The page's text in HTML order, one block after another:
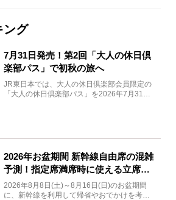
ング
7月31日発売！第2回「大人の休日倶
楽部パス」で初秋の旅へ
JR東日本では、大人の休日倶楽部会員限定の
「大人の休日倶楽部パス」を2026年7月31日
2026年お盆期間 新幹線自由席の混雑
予測！指定席満席時に使える立席特
急券も解説
2026年8月8日(土)～8月16日(日)のお盆期間
に、新幹線を利用して帰省やおでかけを考え